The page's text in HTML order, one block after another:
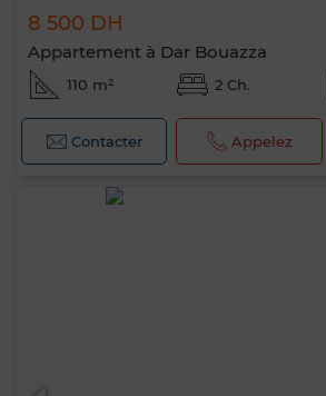
8 500 DH
Appartement à Dar Bouazza
110 m² 2 Ch.
Contacter Appelez